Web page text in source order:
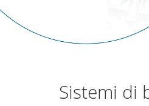
Sistemi di